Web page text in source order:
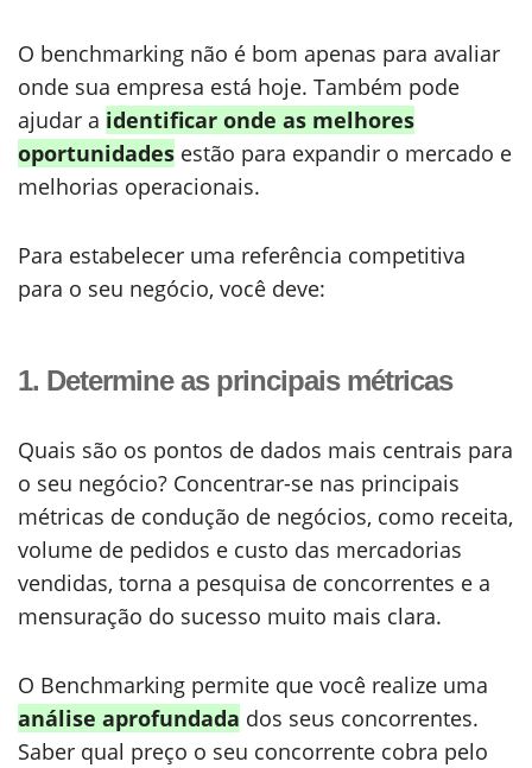
O benchmarking não é bom apenas para avaliar
onde sua empresa está hoje. Também pode
ajudar a identificar onde as melhores
oportunidades estão para expandir o mercado e
melhorias operacionais.
Para estabelecer uma referência competitiva
para o seu negócio, você deve:
1. Determine as principais métricas
Quais são os pontos de dados mais centrais para
o seu negócio? Concentrar-se nas principais
métricas de condução de negócios, como receita,
volume de pedidos e custo das mercadorias
vendidas, torna a pesquisa de concorrentes e a
mensuração do sucesso muito mais clara.
O Benchmarking permite que você realize uma
análise aprofundada dos seus concorrentes.
Saber qual preço o seu concorrente cobra pelo